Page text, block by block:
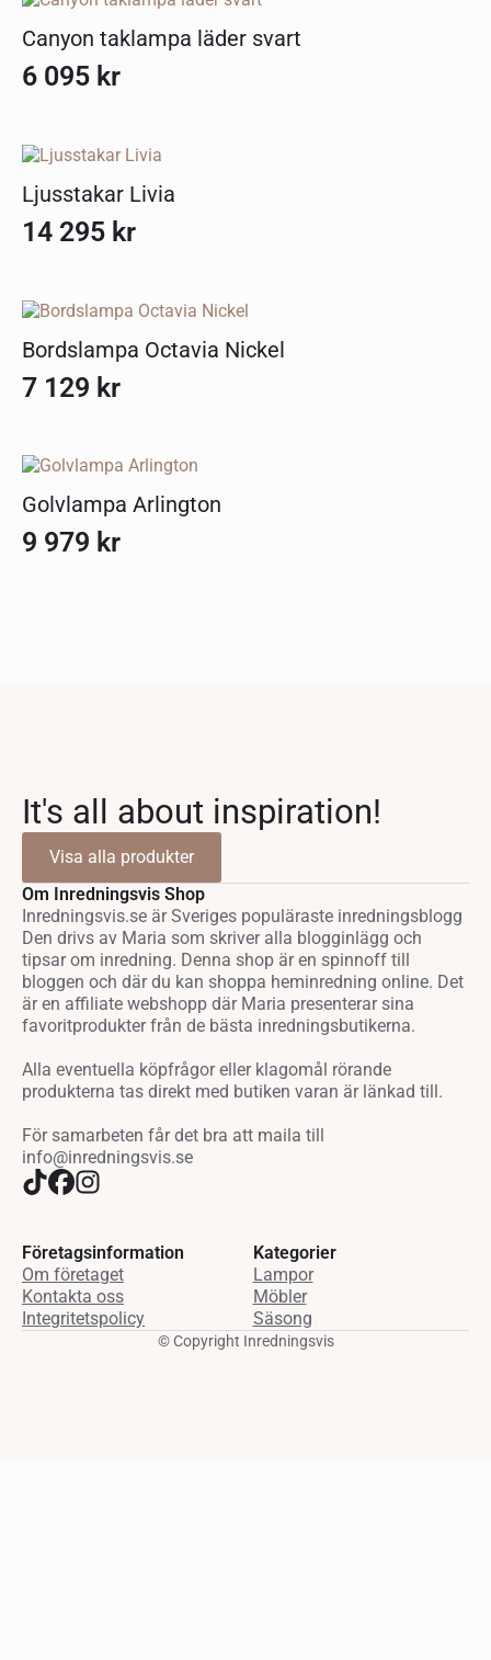
Canyon taklampa läder svart
6 095 kr
Ljusstakar Livia
14 295 kr
Bordslampa Octavia Nickel
7 129 kr
Golvlampa Arlington
9 979 kr
It's all about inspiration!
Visa alla produkter
Om Inredningsvis Shop
Inredningsvis.se är Sveriges populäraste inredningsblogg
Den drivs av Maria som skriver alla blogginlägg och
tipsar om inredning. Denna shop är en spinnoff till
bloggen och där du kan shoppa heminredning online. Det
är en affiliate webshopp där Maria presenterar sina
favoritprodukter från de bästa inredningsbutikerna.
Alla eventuella köpfrågor eller klagomål rörande
produkterna tas direkt med butiken varan är länkad till.
För samarbeten får det bra att maila till
info@inredningsvis.se
Företagsinformation
Om företaget
Kontakta oss
Integritetspolicy
Kategorier
Lampor
Möbler
Säsong
© Copyright Inredningsvis